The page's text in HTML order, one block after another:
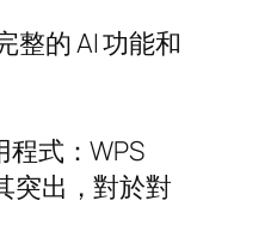
整的 AI 功能和
式：WPS
突出，對於對